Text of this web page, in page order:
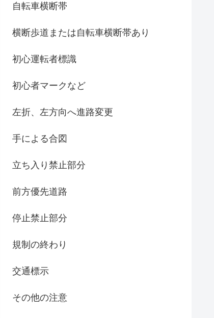
自転車横断帯
横断歩道または自転車横断帯あり
初心運転者標識
初心者マークなど
左折、左方向へ進路変更
手による合図
立ち入り禁止部分
前方優先道路
停止禁止部分
規制の終わり
交通標示
その他の注意